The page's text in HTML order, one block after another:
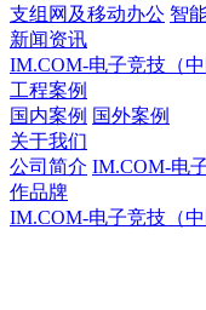
支组网及移动办公 智
新闻资讯
IM.COM-电子竞技（中
工程案例
国内案例 国外案例
关于我们
公司简介 IM.COM-电
作品牌
IM.COM-电子竞技（中